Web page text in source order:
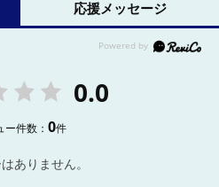
応援メッセージ
0.0
ー件数：0件
ありません。